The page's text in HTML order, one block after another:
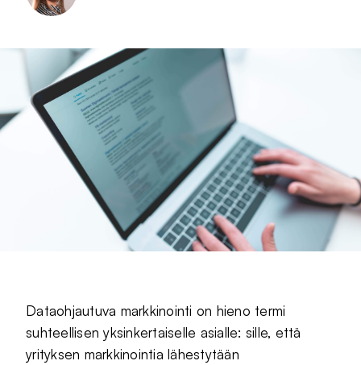
Dataohjautuva markkinointi on hieno termi
suhteellisen yksinkertaiselle asialle: sille, että
yrityksen markkinointia lähestytään